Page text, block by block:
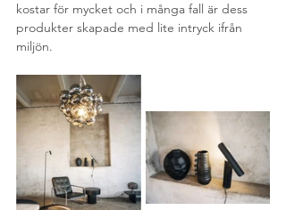
kostar för mycket och i många fall är dess
produkter skapade med lite intryck ifrån
miljön.